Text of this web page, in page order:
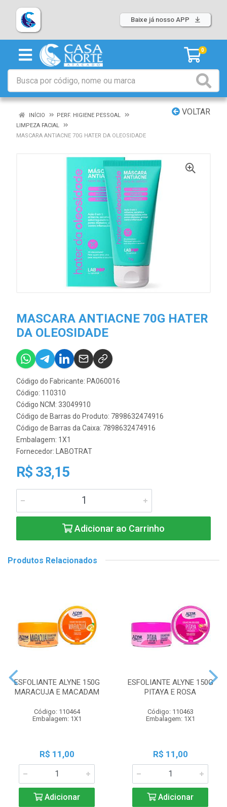
Baixe já nosso APP
0
VOLTAR
INÍCIO
PERF. HIGIENE PESSOAL
LIMPEZA FACIAL
MASCARA ANTIACNE 70G HATER DA OLEOSIDADE
MASCARA ANTIACNE 70G HATER
DA OLEOSIDADE
Código do Fabricante: PA060016
Código: 110310
Código NCM: 33049910
Código de Barras do Produto: 7898632474916
Código de Barras da Caixa: 7898632474916
Embalagem: 1X1
Fornecedor: LABOTRAT
R$ 33,15
Adicionar ao Carrinho
Produtos Relacionados
ESFOLIANTE ALYNE 150G
MARACUJA E MACADAM
Código: 110464
Embalagem: 1X1
R$ 11,00
Adicionar
ESFOLIANTE ALYNE 150G
PITAYA E ROSA
Código: 110463
Embalagem: 1X1
R$ 11,00
Adicionar